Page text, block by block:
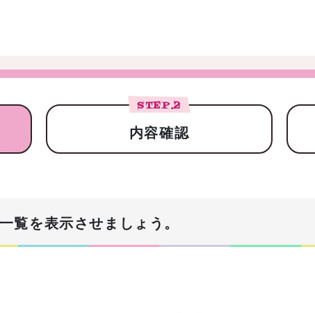
STEP.2
内容確認
覧を表示させましょう。